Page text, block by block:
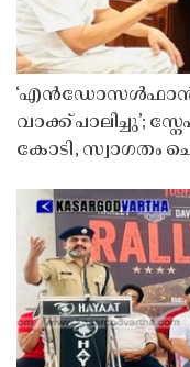
‘എൻഡോസൾഫാൻ
വാക്ക് പാലിച്ചു’;
കോടി, സ്വാഗതം